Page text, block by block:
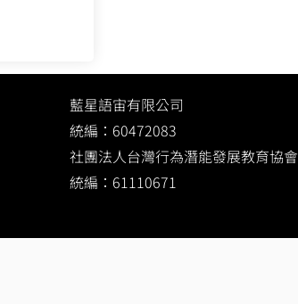
藍星語宙有限公司
統編：60472083
社團法人台灣行為潛能發展教育協會
統編：61110671